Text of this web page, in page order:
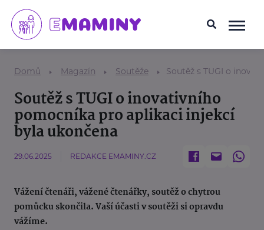
Domů Magazín Soutěže Soutěž s TUGI o
Soutěž s TUGI o inovativního
pomocníka pro aplikaci injekcí
byla ukončena
29.06.2025 REDAKCE EMAMINY.CZ
Vážení čtenáři, vážené čtenářky, soutěž o chytrou
pomůcku skončila. Vaší účasti v soutěži si opravdu
vážíme.